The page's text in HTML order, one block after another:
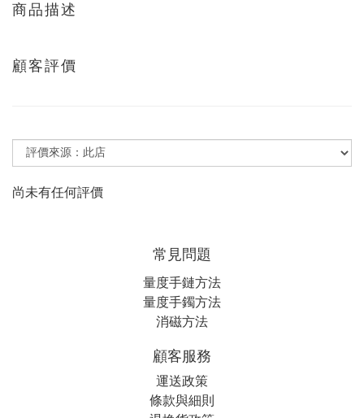
商品描述
顧客評價
尚未有任何評價
常見問題
量度手鏈方法
量度手鐲方法
消磁方法
顧客服務
運送政策
條款與細則